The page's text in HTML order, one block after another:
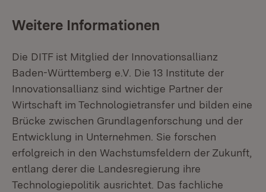
Weitere Informationen
Die DITF ist Mitglied der Innovationsallianz
Baden-Württemberg e.V. Die 13 Institute der
Innovationsallianz sind wichtige Partner der
Wirtschaft im Technologietransfer und bilden eine
Brücke zwischen Grundlagenforschung und der
Entwicklung in Unternehmen. Sie forschen
erfolgreich in den Wachstumsfeldern der Zukunft,
entlang derer die Landesregierung ihre
Technologiepolitik ausrichtet. Das fachliche